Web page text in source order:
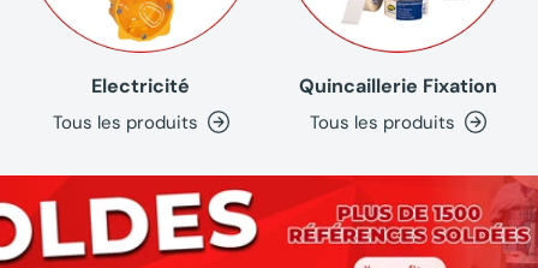
Electricité
Tous les produits
Quincaillerie Fixation
Tous les produits